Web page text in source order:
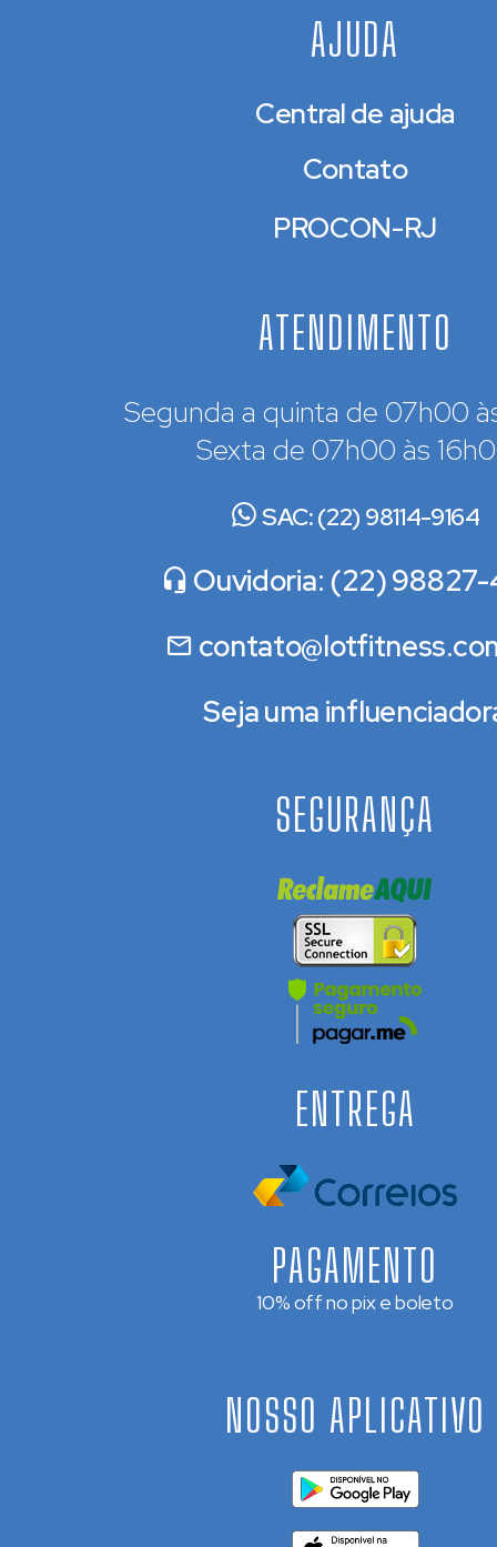
AJUDA
Central de ajuda
Contato
PROCON-RJ
ATENDIMENTO
Segunda a quinta de 07h00
Sexta de 07h00 às
SAC: (22) 98114-9164
Ouvidoria: (22) 98827-
Seja uma
PAGAMENTO
10% off no pix e boleto
ENTREGA
SEGURANÇA
NOSSO APLICATIVO